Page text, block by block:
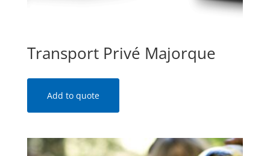
Transport Privé Majorque
Add to quote